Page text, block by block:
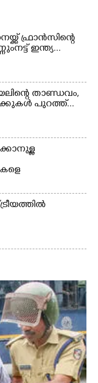
ഫ്രാൻസിന്റെ
ഇന്ത്യ...
താണ്ഡവം,
പുറത്ത്...
×